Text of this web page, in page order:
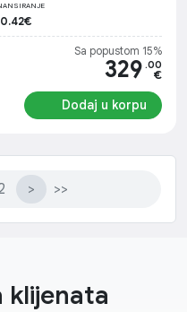
Sa popustom 15%
329 .00
€
Dodaj u korpu
> >>
klijenata